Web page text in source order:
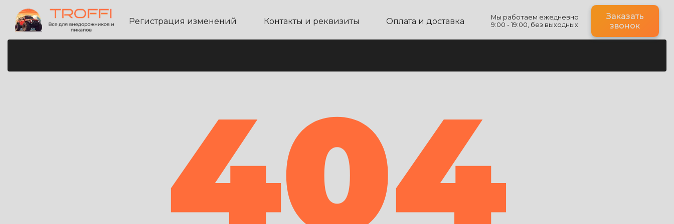
Регистрация изменений Контакты и реквизиты Оплата и доставка
Мы работаем ежедневно
9:00 - 19:00, без выходных
Заказать
звонок
404